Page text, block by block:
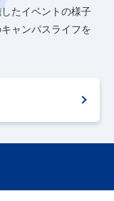
たイベントの様子
ャンパスライフを